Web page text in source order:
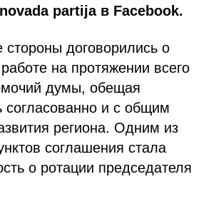
partija в Facebook.
стороны договорились о
на протяжении всего
думы, обещая
согласованно и с общим
региона. Одним из
соглашения стала
о ротации председателя